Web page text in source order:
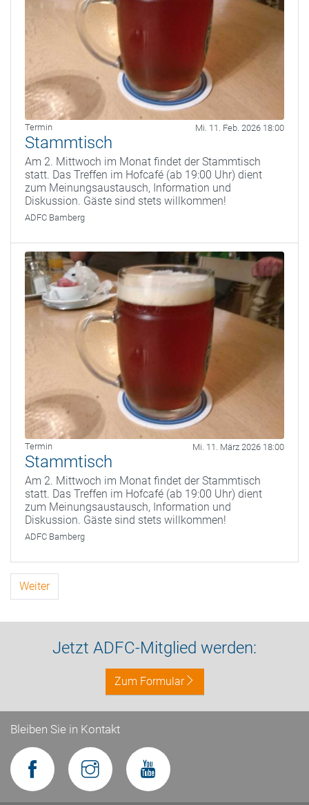
Termin Mi. 11. Feb. 2026 18:00
Stammtisch
Am 2. Mittwoch im Monat findet der Stammtisch
statt. Das Treffen im Hofcafé (ab 19:00 Uhr) dient
zum Meinungsaustausch, Information und
Diskussion. Gäste sind stets willkommen!
ADFC Bamberg
Termin Mi. 11. März 2026 18:00
Stammtisch
Am 2. Mittwoch im Monat findet der Stammtisch
statt. Das Treffen im Hofcafé (ab 19:00 Uhr) dient
zum Meinungsaustausch, Information und
Diskussion. Gäste sind stets willkommen!
ADFC Bamberg
Weiter
Jetzt ADFC-Mitglied werden:
Zum Formular
Bleiben Sie in Kontakt